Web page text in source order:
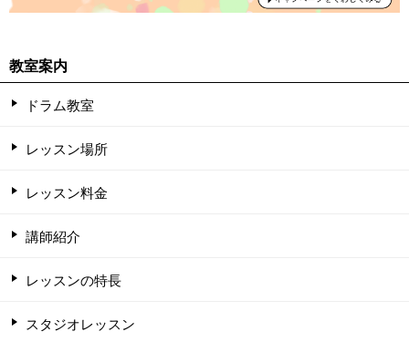
教室案内
ドラム教室
レッスン場所
レッスン料金
講師紹介
レッスンの特長
スタジオレッスン